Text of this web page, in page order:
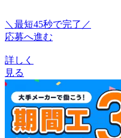
＼最短45秒で完了／
応募へ進む
詳しく
見る